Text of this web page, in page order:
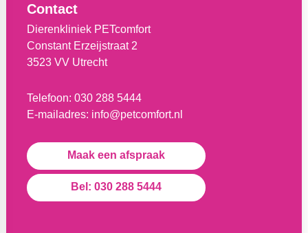
Contact
Dierenkliniek PETcomfort
Constant Erzeijstraat 2
3523 VV Utrecht
Telefoon: 030 288 5444
E-mailadres: info@petcomfort.nl
Maak een afspraak
Bel: 030 288 5444